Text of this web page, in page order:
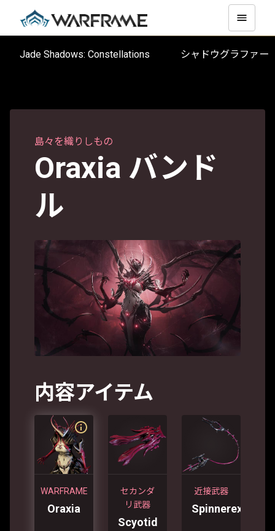
Jade Shadows: Constellations シャドウグラファー
島々を織りしもの
Oraxia バンド
ル
内容アイテム
WARFRAME
Oraxia
セカンダ
リ武器
Scyotid
近接武器
Spinnerex